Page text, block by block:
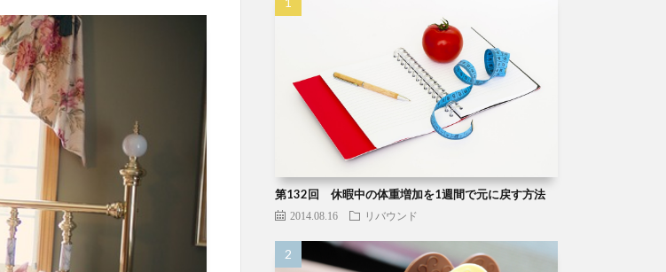
第132回 休暇中の体重増加を1週間で元に戻す方法
2014.08.16 リバウンド